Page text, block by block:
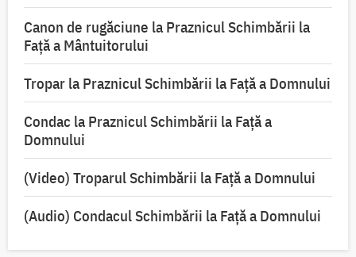
Canon de rugăciune la Praznicul Schimbării la
Față a Mântuitorului
Tropar la Praznicul Schimbării la Faţă a Domnului
Condac la Praznicul Schimbării la Faţă a
Domnului
(Video) Troparul Schimbării la Față a Domnului
(Audio) Condacul Schimbării la Față a Domnului